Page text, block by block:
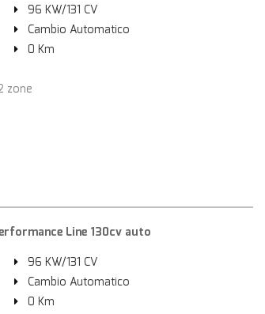
96 KW/131 CV
Cambio Automatico
0 Km
zone
Line 130cv auto
96 KW/131 CV
Cambio Automatico
0 Km